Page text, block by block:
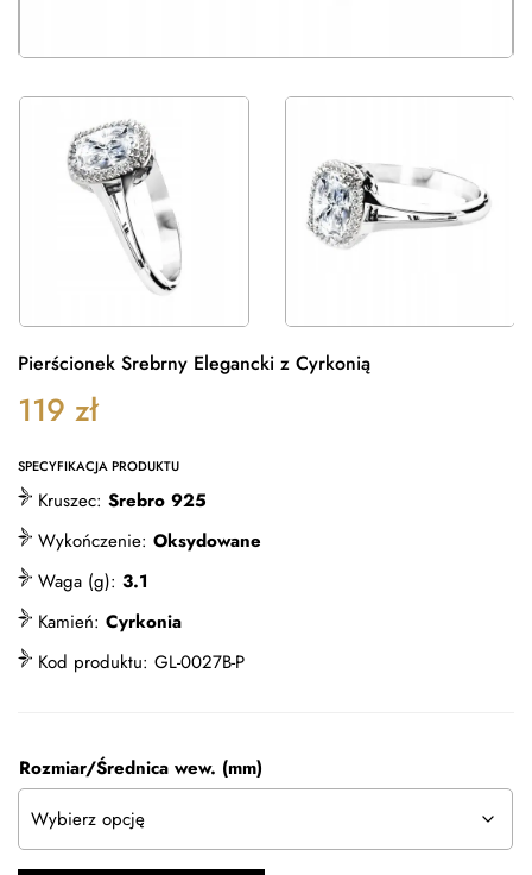
Pierścionek Srebrny Elegancki z Cyrkonią
119 zł
SPECYFIKACJA PRODUKTU
Kruszec: Srebro 925
Wykończenie: Oksydowane
Waga (g): 3.1
Kamień: Cyrkonia
Kod produktu: GL-0027B-P
Rozmiar/Średnica wew. (mm)